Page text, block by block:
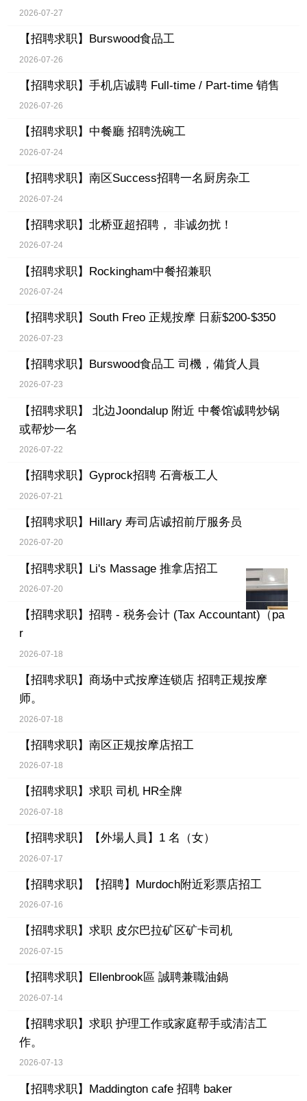
2026-07-27
【招聘求职】 Burswood食品工
2026-07-26
【招聘求职】 手机店诚聘 Full-time / Part-time 销售
2026-07-26
【招聘求职】 中餐廳 招聘洗碗工
2026-07-24
【招聘求职】 南区Success招聘一名厨房杂工
2026-07-24
【招聘求职】 北桥亚超招聘， 非诚勿扰！
2026-07-24
【招聘求职】 Rockingham中餐招兼职
2026-07-24
【招聘求职】 South Freo 正规按摩 日薪$200-$350
2026-07-23
【招聘求职】 Burswood食品工 司機，備貨人員
2026-07-23
【招聘求职】
北边Joondalup 附近 中餐馆诚聘炒锅
或帮炒一名
2026-07-22
【招聘求职】 Gyprock招聘 石膏板工人
2026-07-21
【招聘求职】 Hillary 寿司店诚招前厅服务员
2026-07-20
【招聘求职】 Li's Massage 推拿店招工
2026-07-20
【招聘求职】 招聘 - 税务会计 (Tax Accountant)（pa
r
2026-07-18
【招聘求职】 商场中式按摩连锁店 招聘正规按摩
师。
2026-07-18
【招聘求职】 南区正规按摩店招工
2026-07-18
【招聘求职】 求职 司机 HR全牌
2026-07-18
【招聘求职】 【外場人員】1 名（女）
2026-07-17
【招聘求职】 【招聘】Murdoch附近彩票店招工
2026-07-16
【招聘求职】 求职 皮尔巴拉矿区矿卡司机
2026-07-15
【招聘求职】 Ellenbrook區 誠聘兼職油鍋
2026-07-14
【招聘求职】 求职 护理工作或家庭帮手或清洁工
作。
2026-07-13
【招聘求职】 Maddington cafe 招聘 baker